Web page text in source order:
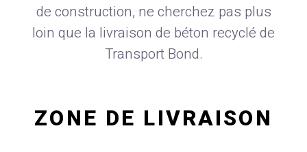
de construction, ne cherchez pas plus
loin que la livraison de béton recyclé de
Transport Bond.
ZONE DE LIVRAISON